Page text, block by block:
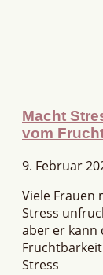
Macht
vom
9. Februar
Viele Frauen
Stress
aber er kann
Stress